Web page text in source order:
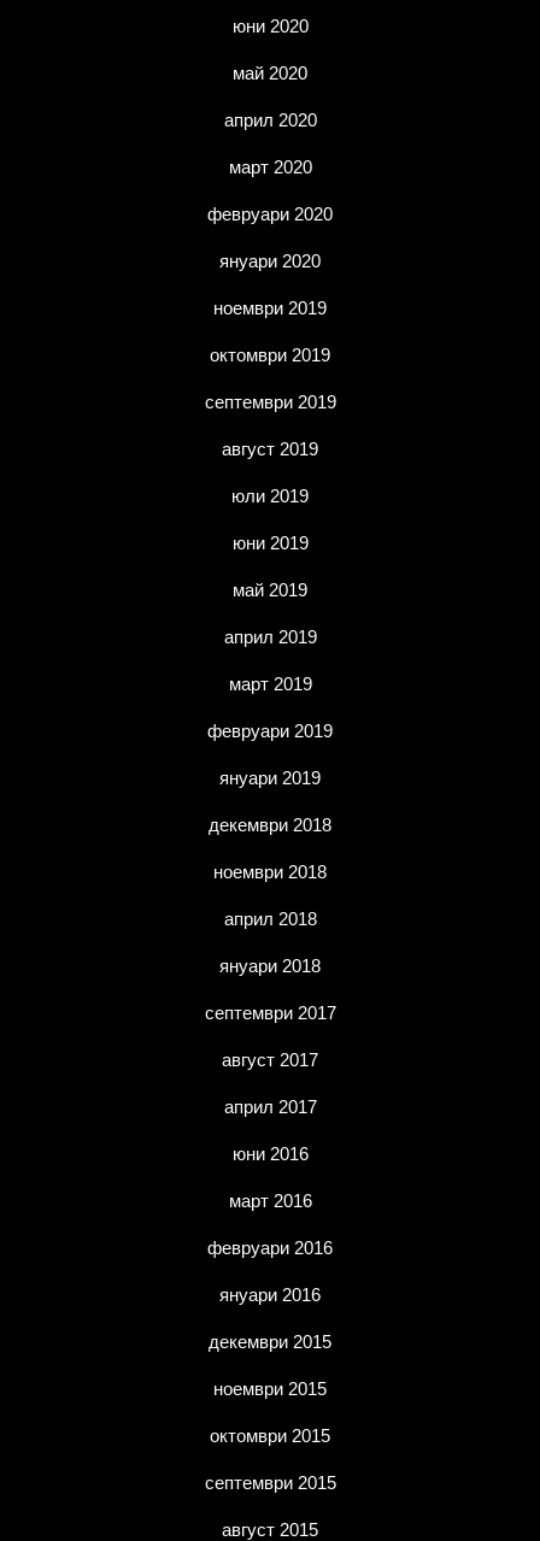
юни 2020
май 2020
април 2020
март 2020
февруари 2020
януари 2020
ноември 2019
октомври 2019
септември 2019
август 2019
юли 2019
юни 2019
май 2019
април 2019
март 2019
февруари 2019
януари 2019
декември 2018
ноември 2018
април 2018
януари 2018
септември 2017
август 2017
април 2017
юни 2016
март 2016
февруари 2016
януари 2016
декември 2015
ноември 2015
октомври 2015
септември 2015
август 2015